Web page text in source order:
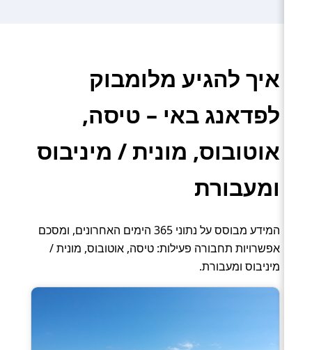
איך להגיע מלומבוק
לפדאנג באי – טיסה,
אוטובוס, מונית / מיניבוס
ומעבורת
המידע מבוסס על נתוני 365 הימים האחרונים, ומסכם
אפשרויות תחבורה פעילות: טיסה, אוטובוס, מונית /
מיניבוס ומעבורת.